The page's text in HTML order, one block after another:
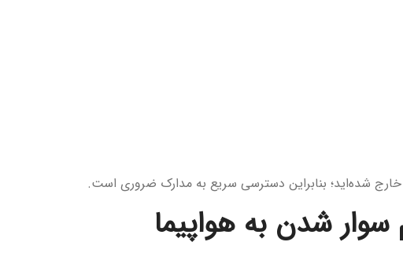
خارج شده‌اید؛ بنابراین دسترسی سریع به مدارک ضروری است.
سوار شدن به هواپیما